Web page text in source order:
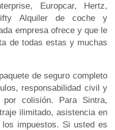
Europcar, Hertz,
Alquiler de coche y
empresa ofrece y que le
de todas estas y muchas
de seguro completo
responsabilidad civil y
colisión. Para Sintra,
ilimitado, asistencia en
impuestos. Si usted es